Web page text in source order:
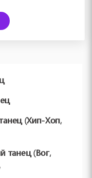
(Хип-Хоп,
танец (Вог,